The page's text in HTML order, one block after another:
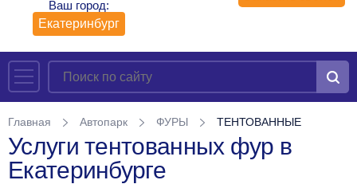
Ваш город:
Екатеринбург
Главная Автопарк ФУРЫ ТЕНТОВАННЫЕ
Услуги тентованных фур в
Екатеринбурге